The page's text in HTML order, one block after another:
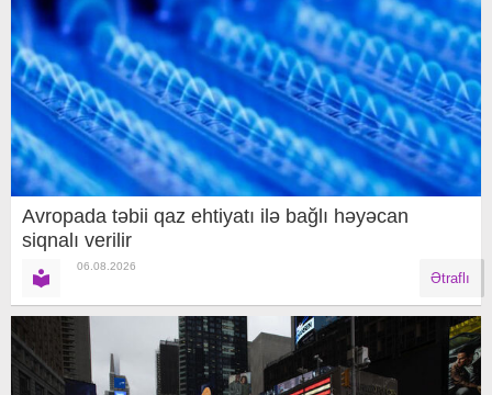
Avropada təbii qaz ehtiyatı ilə bağlı həyəcan
siqnalı verilir
06.08.2026
Ətraflı